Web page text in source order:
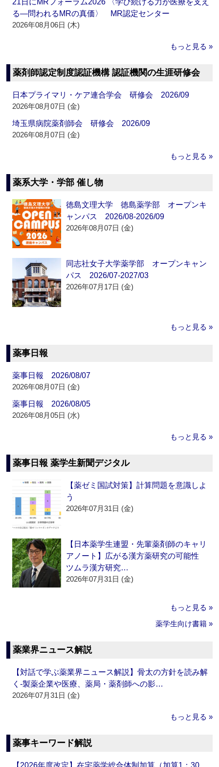
21日にMRフォーラム2026 〈学び続ける力が医療を支え
る―問われるMRの真価〉 MR認定センター
2026年08月06日 (木)
もっと見る »
薬剤師認定制度認証機構 認証機関の生涯研修会
日本プライマリ・ケア連合学会 研修会 2026/09
2026年08月07日 (金)
埼玉県病院薬剤師会 研修会 2026/09
2026年08月07日 (金)
もっと見る »
薬系大学・学部 催し物
徳島文理大学 徳島薬学部 オープンキ
ャンパス 2026/08-2026/09
2026年08月07日 (金)
同志社女子大学薬学部 オープンキャン
パス 2026/07-2027/03
2026年07月17日 (金)
もっと見る »
薬事日報
薬事日報 2026/08/07
2026年08月07日 (金)
薬事日報 2026/08/05
2026年08月05日 (水)
もっと見る »
薬事日報 薬学生新聞デジタル
【薬ゼミ国試対策】計算問題を意識しよ
う
2026年07月31日 (金)
【日本薬学生連盟・先輩薬剤師のキャリ
アノート】広がる漢方薬研究の可能性
ツムラ漢方研究…
2026年07月31日 (金)
もっと見る »
薬学生向け書籍 »
薬業界ニュース解説
【対話で学ぶ薬業界ニュース解説】骨太の方針を読み解
く‐製薬企業や医療、薬局・薬剤師への影…
2026年07月31日 (金)
もっと見る »
薬事キーワード解説